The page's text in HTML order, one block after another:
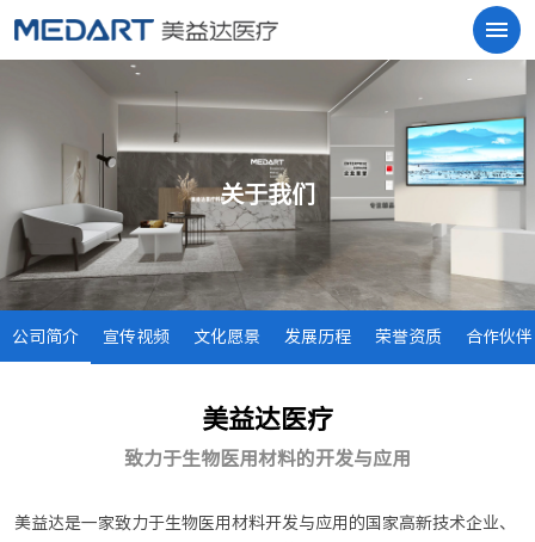
关于我们
公司简介 宣传视频 文化愿景 发展历程 荣誉资质 合作伙伴
美益达医疗
致力于生物医用材料的开发与应用
美益达是一家致力于生物医用材料开发与应用的国家高新技术企业、